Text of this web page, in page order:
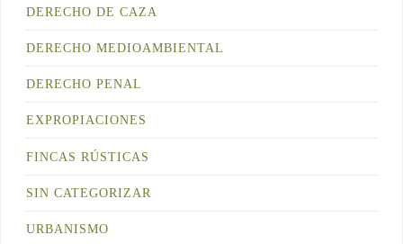
DERECHO DE CAZA
DERECHO MEDIOAMBIENTAL
DERECHO PENAL
EXPROPIACIONES
FINCAS RÚSTICAS
SIN CATEGORIZAR
URBANISMO